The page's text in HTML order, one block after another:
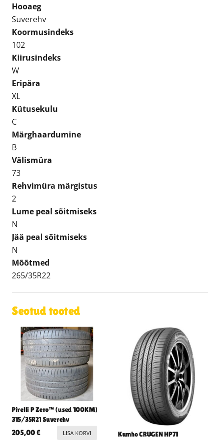
Hooaeg
Suverehv
Koormusindeks
102
Kiirusindeks
W
Eripära
XL
Kütusekulu
C
Märghaardumine
B
Välismüra
73
Rehvimüra märgistus
2
Lume peal sõitmiseks
N
Jää peal sõitmiseks
N
Mõõtmed
265/35R22
Seotud tooted
Pirelli P Zero™ (used 100KM)
315/35R21 Suverehv
205,00€ LISA KORVI Kumho CRUGEN HP71